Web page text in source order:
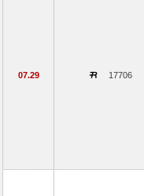
07.29 17706